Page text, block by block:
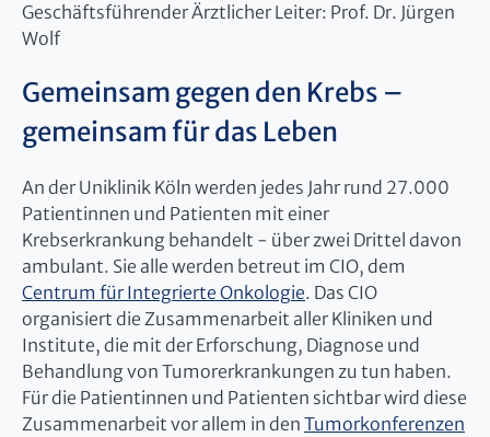
Geschäftsführender Ärztlicher Leiter: Prof. Dr. Jürgen
Wolf
Gemeinsam gegen den Krebs –
gemeinsam für das Leben
An der Uniklinik Köln werden jedes Jahr rund 27.000
Patientinnen und Patienten mit einer
Krebserkrankung behandelt - über zwei Drittel davon
ambulant. Sie alle werden betreut im CIO, dem
Centrum für Integrierte Onkologie. Das CIO
organisiert die Zusammenarbeit aller Kliniken und
Institute, die mit der Erforschung, Diagnose und
Behandlung von Tumorerkrankungen zu tun haben.
Für die Patientinnen und Patienten sichtbar wird diese
Zusammenarbeit vor allem in den Tumorkonferenzen